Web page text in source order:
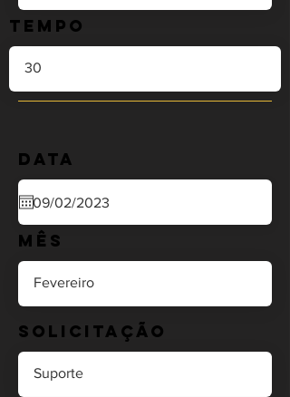
Tempo
Data
Mês
Solicitação